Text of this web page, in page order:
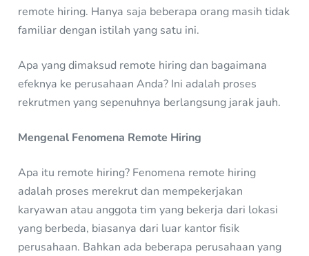
remote hiring. Hanya saja beberapa orang masih tidak
familiar dengan istilah yang satu ini.
Apa yang dimaksud remote hiring dan bagaimana
efeknya ke perusahaan Anda? Ini adalah proses
rekrutmen yang sepenuhnya berlangsung jarak jauh.
Mengenal Fenomena Remote Hiring
Apa itu remote hiring? Fenomena remote hiring
adalah proses merekrut dan mempekerjakan
karyawan atau anggota tim yang bekerja dari lokasi
yang berbeda, biasanya dari luar kantor fisik
perusahaan. Bahkan ada beberapa perusahaan yang